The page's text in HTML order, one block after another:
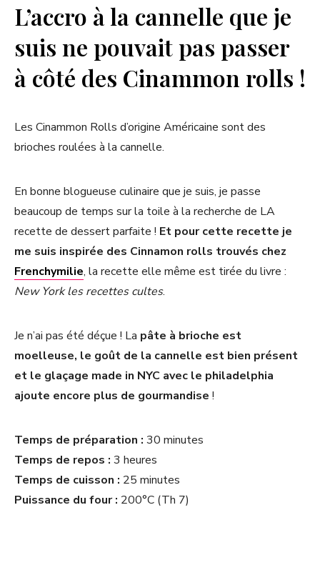
L’accro à la cannelle que je
suis ne pouvait pas passer
à côté des Cinammon rolls !
Les Cinammon Rolls d’origine Américaine sont des
brioches roulées à la cannelle.
En bonne blogueuse culinaire que je suis, je passe
beaucoup de temps sur la toile à la recherche de LA
recette de dessert parfaite ! Et pour cette recette je
me suis inspirée des Cinnamon rolls trouvés chez
Frenchymilie, la recette elle même est tirée du livre :
New York les recettes cultes.
Je n’ai pas été déçue ! La pâte à brioche est
moelleuse, le goût de la cannelle est bien présent
et le glaçage made in NYC avec le philadelphia
ajoute encore plus de gourmandise !
Temps de préparation : 30 minutes
Temps de repos : 3 heures
Temps de cuisson : 25 minutes
Puissance du four : 200°C (Th 7)